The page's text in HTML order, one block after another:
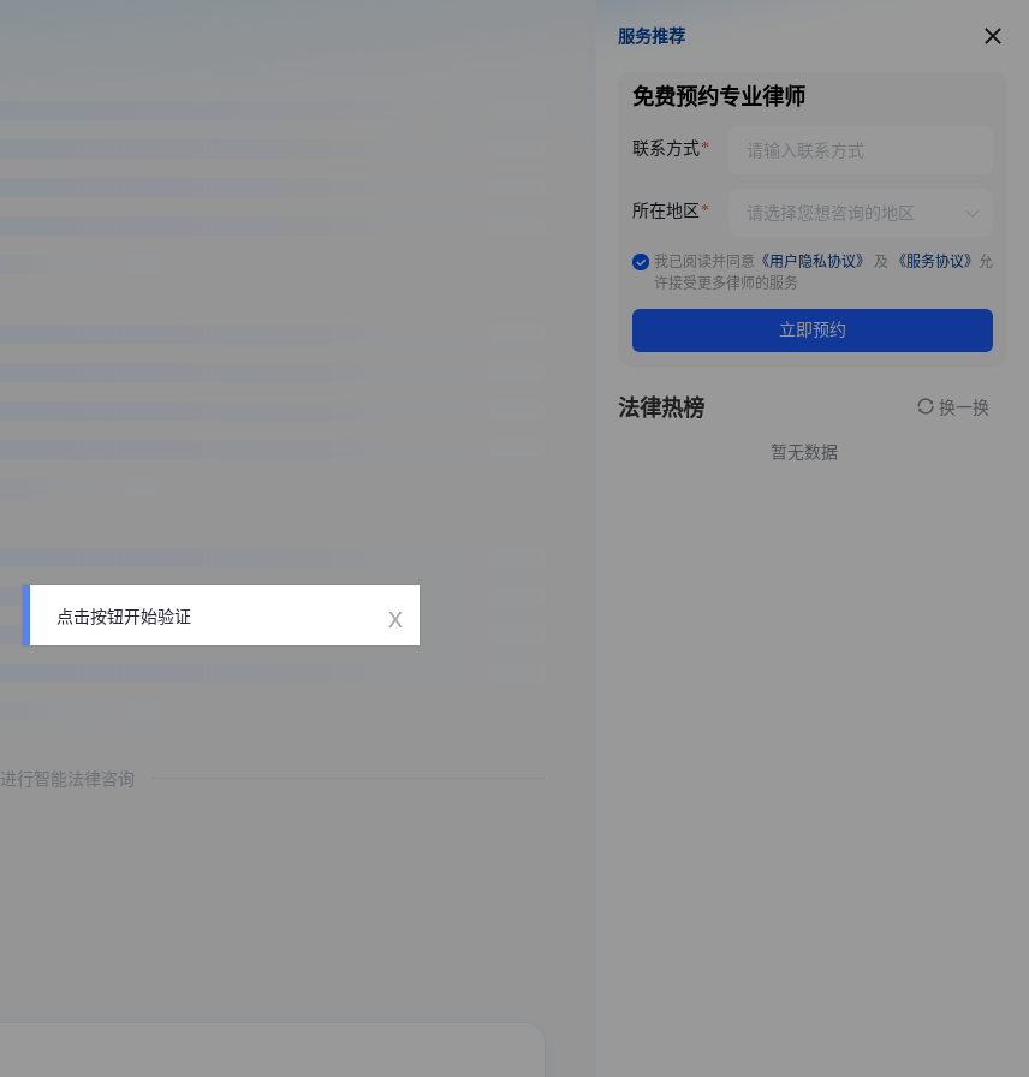
行智能法律咨询
服务推荐
服务推荐
免费预约专业律师
联系方式
所在地区
我已阅读并同意 《用户隐私协议》 及 《服务协议》 允
许接受更多律师的服务
立即预约
法律热榜 换一换
暂无数据
点击按钮开始验证 x